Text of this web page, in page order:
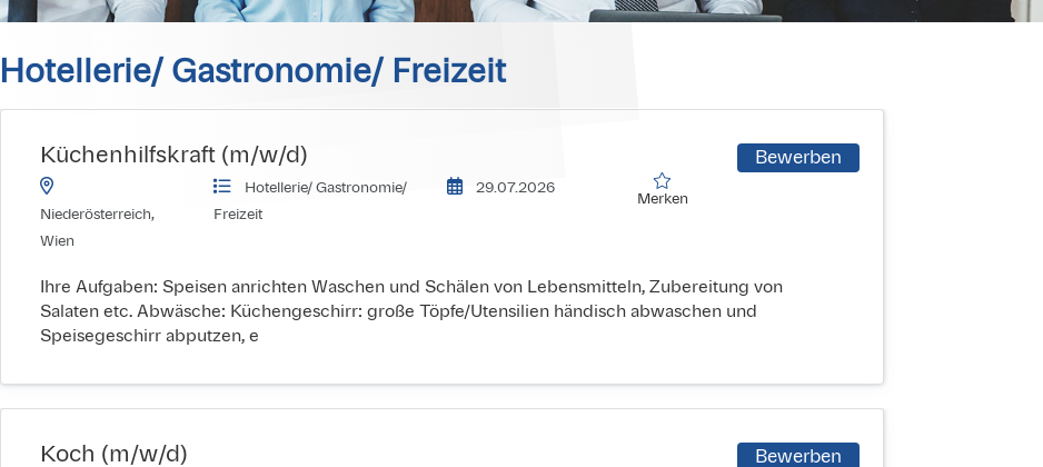
Hotellerie/ Gastronomie/ Freizeit
Küchenhilfskraft (m/w/d)
Niederösterreich,
Wien
Hotellerie/ Gastronomie/
Freizeit
29.07.2026
Merken
Merken
Bewerben
Ihre Aufgaben: Speisen anrichten Waschen und Schälen von Lebensmitteln, Zubereitung von
Salaten etc. Abwäsche: Küchengeschirr: große Töpfe/Utensilien händisch abwaschen und
Speisegeschirr abputzen, e
Koch (m/w/d) Bewerben